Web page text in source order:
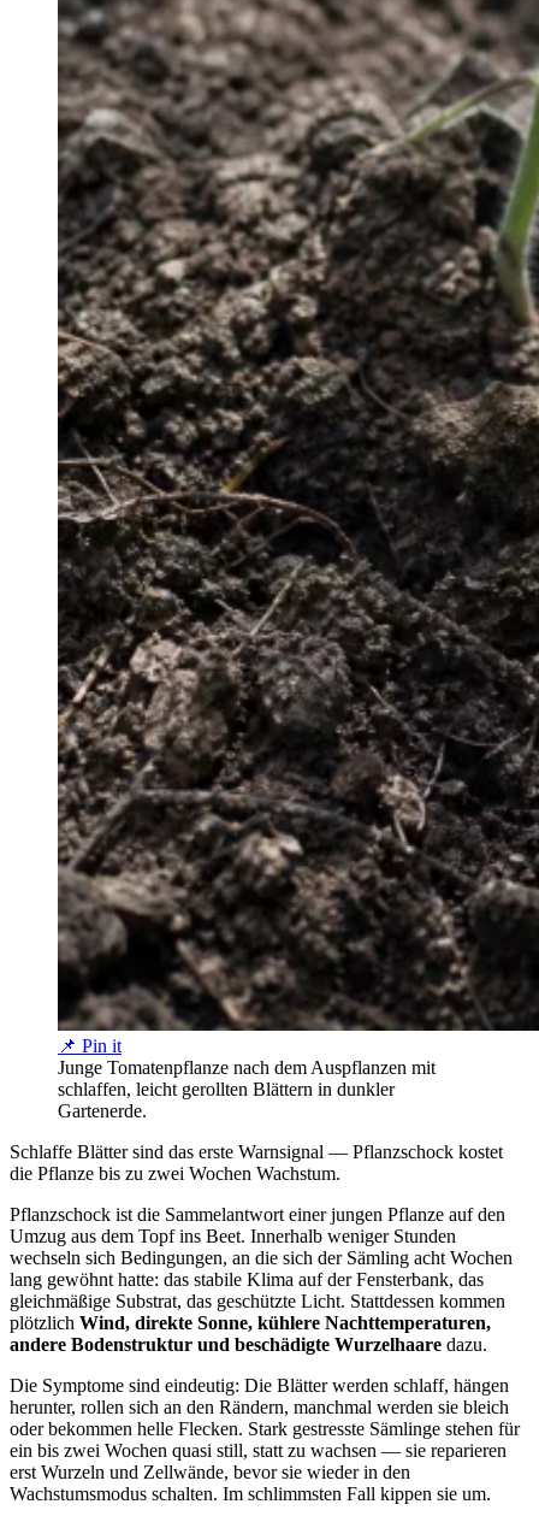
📌 Pin it
Junge Tomatenpflanze nach dem Auspflanzen mit
schlaffen, leicht gerollten Blättern in dunkler
Gartenerde.
Schlaffe Blätter sind das erste Warnsignal — Pflanzschock kostet
die Pflanze bis zu zwei Wochen Wachstum.
Pflanzschock ist die Sammelantwort einer jungen Pflanze auf den
Umzug aus dem Topf ins Beet. Innerhalb weniger Stunden
wechseln sich Bedingungen, an die sich der Sämling acht Wochen
lang gewöhnt hatte: das stabile Klima auf der Fensterbank, das
gleichmäßige Substrat, das geschützte Licht. Stattdessen kommen
plötzlich Wind, direkte Sonne, kühlere Nachttemperaturen,
andere Bodenstruktur und beschädigte Wurzelhaare dazu.
Die Symptome sind eindeutig: Die Blätter werden schlaff, hängen
herunter, rollen sich an den Rändern, manchmal werden sie bleich
oder bekommen helle Flecken. Stark gestresste Sämlinge stehen für
ein bis zwei Wochen quasi still, statt zu wachsen — sie reparieren
erst Wurzeln und Zellwände, bevor sie wieder in den
Wachstumsmodus schalten. Im schlimmsten Fall kippen sie um.